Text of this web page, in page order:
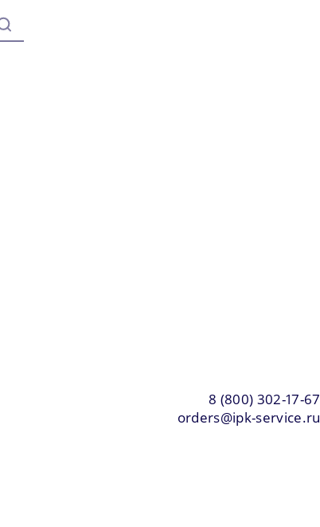
8 (800) 302-17-67
orders@ipk-service.ru